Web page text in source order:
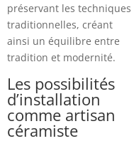
préservant les techniques
traditionnelles, créant
ainsi un équilibre entre
tradition et modernité.
Les possibilités
d’installation
comme artisan
céramiste